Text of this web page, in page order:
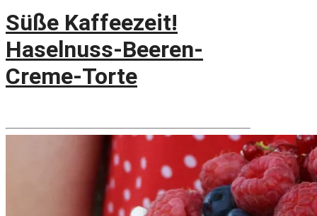
Süße Kaffeezeit!
Haselnuss-Beeren-
Creme-Torte